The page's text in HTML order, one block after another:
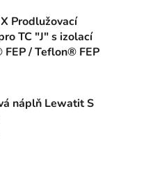
Prodlužovací
TC "J" s izolací
/ Teflon® FEP
náplň Lewatit S